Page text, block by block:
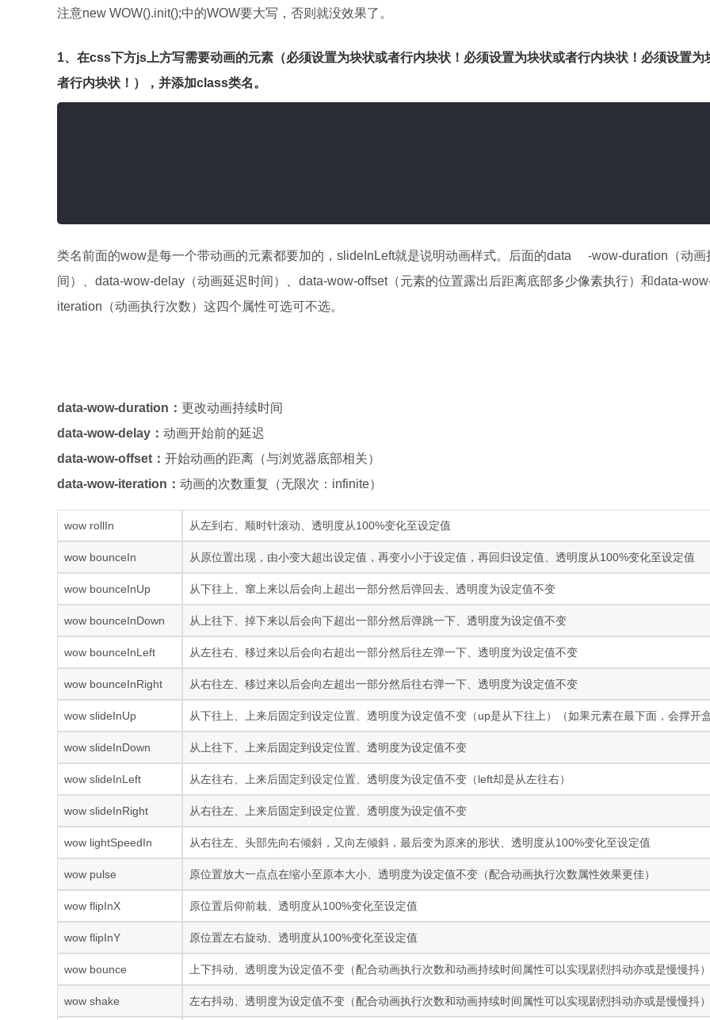
注意new WOW().init();中的WOW要大写，否则就没效果了。
1、在css下方js上方写需要动画的元素（必须设置为块状或者行内块状！必须设置为块状或者行内块状！必须设置为
者行内块状！），并添加class类名。
类名前面的wow是每一个带动画的元素都要加的，slideInLeft就是说明动画样式。后面的data
-wow-duration（动画
间）、data-wow-delay（动画延迟时间）、data-wow-offset（元素的位置露出后距离底部多少像素执行）和data-
iteration（动画执行次数）这四个属性可选可不选。
data-wow-duration： 更改动画持续时间
data-wow-delay： 动画开始前的延迟
data-wow-offset： 开始动画的距离（与浏览器底部相关）
data-wow-iteration： 动画的次数重复（无限次：infinite）
wow rollIn 从左到右、顺时针滚动、透明度从100%变化至设定值
wow bounceIn 从原位置出现，由小变大超出设定值，再变小小于设定值，再回归设定值、透明度从100%变化至设定值
wow bounceInUp 从下往上、窜上来以后会向上超出一部分然后弹回去、透明度为设定值不变
wow bounceInDown 从上往下、掉下来以后会向下超出一部分然后弹跳一下、透明度为设定值不变
wow bounceInLeft 从左往右、移过来以后会向右超出一部分然后往左弹一下、透明度为设定值不变
wow bounceInRight 从右往左、移过来以后会向左超出一部分然后往右弹一下、透明度为设定值不变
wow slideInUp 从下往上、上来后固定到设定位置、透明度为设定值不变（up是从下往上）（如果元素在最下面，会撑开盒
wow slideInDown 从上往下、上来后固定到设定位置、透明度为设定值不变
wow slideInLeft 从左往右、上来后固定到设定位置、透明度为设定值不变（left却是从左往右）
wow slideInRight 从右往左、上来后固定到设定位置、透明度为设定值不变
wow lightSpeedIn 从右往左、头部先向右倾斜，又向左倾斜，最后变为原来的形状、透明度从100%变化至设定值
wow pulse 原位置放大一点点在缩小至原本大小、透明度为设定值不变（配合动画执行次数属性效果更佳）
wow flipInX 原位置后仰前栽、透明度从100%变化至设定值
wow flipInY 原位置左右旋动、透明度从100%变化至设定值
wow bounce 上下抖动、透明度为设定值不变（配合动画执行次数和动画持续时间属性可以实现剧烈抖动亦或是慢慢抖）
wow shake 左右抖动、透明度为设定值不变（配合动画执行次数和动画持续时间属性可以实现剧烈抖动亦或是慢慢抖）